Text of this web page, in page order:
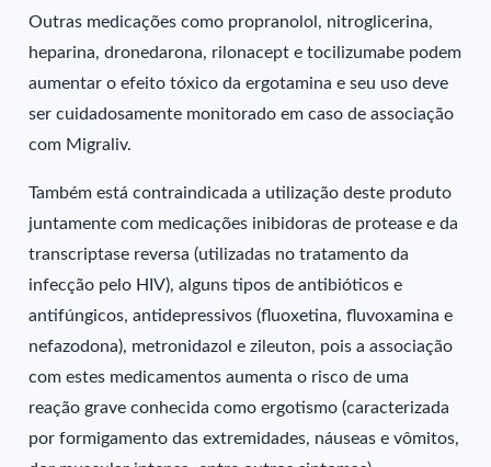
Outras medicações como propranolol, nitroglicerina,
heparina, dronedarona, rilonacept e tocilizumabe podem
aumentar o efeito tóxico da ergotamina e seu uso deve
ser cuidadosamente monitorado em caso de associação
com Migraliv.
Também está contraindicada a utilização deste produto
juntamente com medicações inibidoras de protease e da
transcriptase reversa (utilizadas no tratamento da
infecção pelo HIV), alguns tipos de antibióticos e
antifúngicos, antidepressivos (fluoxetina, fluvoxamina e
nefazodona), metronidazol e zileuton, pois a associação
com estes medicamentos aumenta o risco de uma
reação grave conhecida como ergotismo (caracterizada
por formigamento das extremidades, náuseas e vômitos,